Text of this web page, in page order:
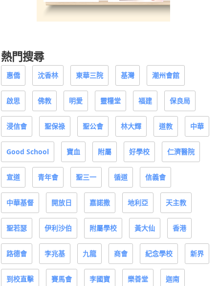
熱門搜尋
惠僑 沈香林 東華三院 基灣 潮州會館
啟思 佛教 明愛 靈糧堂 福建 保良局
浸信會 聖保祿 聖公會 林大輝 道教 中華
Good School 寶血 附屬 好學校 仁濟醫院
宣道 青年會 聖三一 循道 信義會
中華基督 開放日 嘉諾撒 地利亞 天主教
聖若瑟 伊利沙伯 附屬學校 黃大仙 香港
路德會 李兆基 九龍 商會 紀念學校 新界
到校直擊 賽馬會 李國寶 樂善堂 迦南